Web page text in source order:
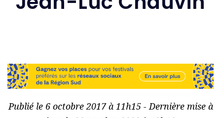
Publié le 6 octobre 2017 à 11h15 - Dernière mise à